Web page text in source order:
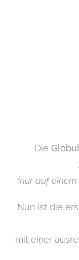
Die
(nur auf
Nun ist die
mit einer